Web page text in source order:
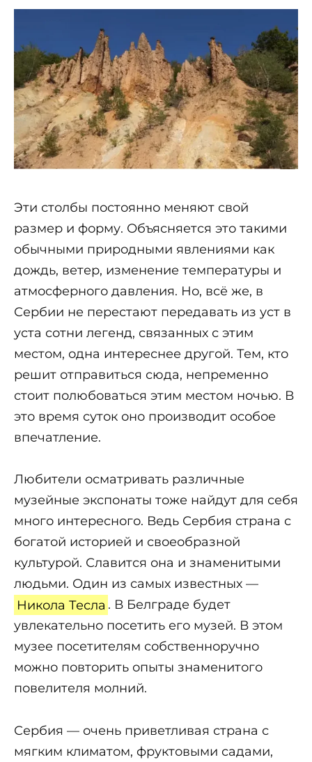
Эти столбы постоянно меняют свой
размер и форму. Объясняется это такими
обычными природными явлениями как
дождь, ветер, изменение температуры и
атмосферного давления. Но, всё же, в
Сербии не перестают передавать из уст в
уста сотни легенд, связанных с этим
местом, одна интереснее другой. Тем, кто
решит отправиться сюда, непременно
стоит полюбоваться этим местом ночью. В
это время суток оно производит особое
впечатление.
Любители осматривать различные
музейные экспонаты тоже найдут для себя
много интересного. Ведь Сербия страна с
богатой историей и своеобразной
культурой. Славится она и знаменитыми
людьми. Один из самых известных —
Никола Тесла . В Белграде будет
увлекательно посетить его музей. В этом
музее посетителям собственноручно
можно повторить опыты знаменитого
повелителя молний.
Сербия — очень приветливая страна с
мягким климатом, фруктовыми садами,